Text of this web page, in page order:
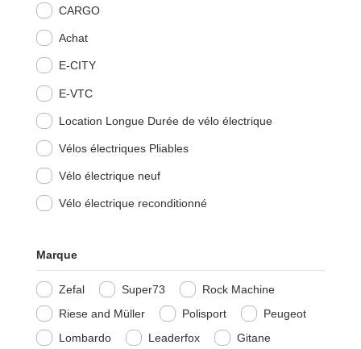
CARGO
Achat
E-CITY
E-VTC
Location Longue Durée de vélo électrique
Vélos électriques Pliables
Vélo électrique neuf
Vélo électrique reconditionné
Marque
Zefal Super73
Rock Machine
Riese and Müller
Polisport
Peugeot
Lombardo
Leaderfox
Gitane